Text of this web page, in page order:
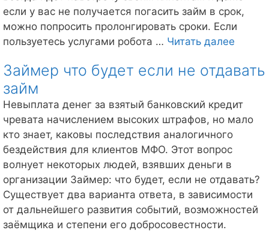
если у вас не получается погасить займ в срок,
можно попросить пролонгировать сроки. Если
пользуетесь услугами робота … Читать далее
займ
Займер что будет если не отдавать
займ
Невыплата денег за взятый банковский кредит
чревата начислением высоких штрафов, но мало
кто знает, каковы последствия аналогичного
бездействия для клиентов МФО. Этот вопрос
волнует некоторых людей, взявших деньги в
организации Займер: что будет, если не отдавать?
Существует два варианта ответа, в зависимости
от дальнейшего развития событий, возможностей
заёмщика и степени его добросовестности.